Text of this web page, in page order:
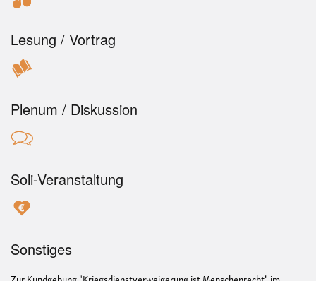
Lesung / Vortrag
Plenum / Diskussion
Soli-Veranstaltung
Sonstiges